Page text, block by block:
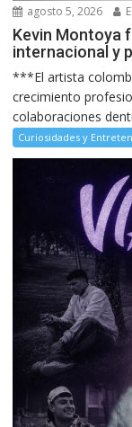
agosto 5, 2026
Kevin Montoya
internacional y
***El artista
crecimiento
colaboraciones
Curiosidades y